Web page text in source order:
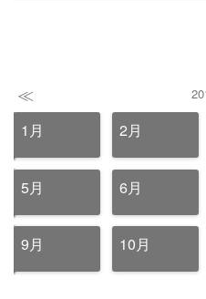
≪
1月 2月
5月 6月
9月 10月